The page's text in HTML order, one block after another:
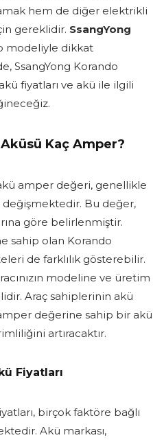
hem de diğer elektrikli
gereklidir. SsangYong
modeliyle dikkat
SsangYong Korando
fiyatları ve akü ile ilgili
Kaç Amper?
amper değeri, genellikle
değişmektedir. Bu değer,
göre belirlenmiştir.
sahip olan Korando
de farklılık gösterebilir.
modeline ve üretim
Araç sahiplerinin akü
değerine sahip bir akü
artıracaktır.
Fiyatları
birçok faktöre bağlı
Akü markası,